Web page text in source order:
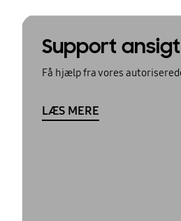
Support
Få hjælp fra vores
LÆS MERE